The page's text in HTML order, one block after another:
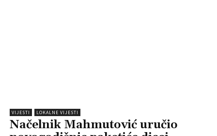
VIJESTI LOKALNE VIJESTI
Načelnik Mahmutović uručio